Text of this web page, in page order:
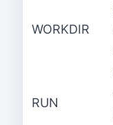
WORKDIR
RUN